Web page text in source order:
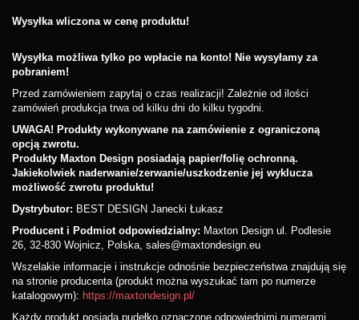
Wysyłka wliczona w cenę produktu!
Wysyłka możliwa tylko po wpłacie na konto! Nie wysyłamy za
pobraniem!
Przed zamówieniem zapytaj o czas realizacji! Zależnie od ilości
zamówień produkcja trwa od kilku dni do kilku tygodni.
UWAGA! Produkty wykonywane na zamówienie z ograniczoną
opcją zwrotu.
Produkty Maxton Design posiadają papier/folię ochronną.
Jakiekolwiek naderwanie/zerwanie/uszkodzenie jej wyklucza
możliwość zwrotu produktu!
Dystrybutor: BEST DESIGN Janecki Łukasz
Producent i Podmiot odpowiedzialny: Maxton Design ul. Podlesie
26, 32-830 Wojnicz, Polska, sales@maxtondesign.eu
Wszelakie informacje i instrukcje odnośnie bezpieczeństwa znajdują się
na stronie producenta (produkt można wyszukać tam po numerze
katalogowym): https://maxtondesign.pl/
Każdy produkt posiada pudełko oznaczone odpowiednimi numerami